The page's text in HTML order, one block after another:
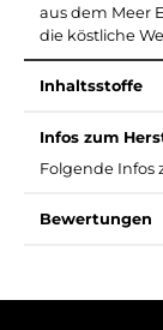
aus dem Meer
die köstliche
Inhaltsstoffe
Infos zum
Folgende Infos
Bewertungen